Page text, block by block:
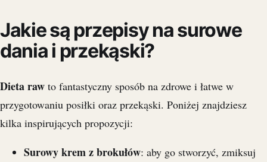
Jakie są przepisy na surowe
dania i przekąski?
Dieta raw to fantastyczny sposób na zdrowe i łatwe w
przygotowaniu posiłki oraz przekąski. Poniżej znajdziesz
kilka inspirujących propozycji:
Surowy krem z brokułów: aby go stworzyć, zmiksuj